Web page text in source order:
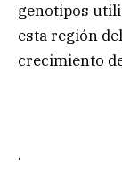
genotipos
esta región
crecimiento
.